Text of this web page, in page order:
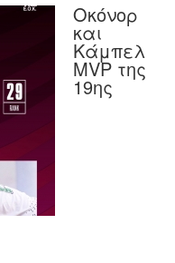
Οκόνορ
και
Κάμπελ
MVP της
19ης